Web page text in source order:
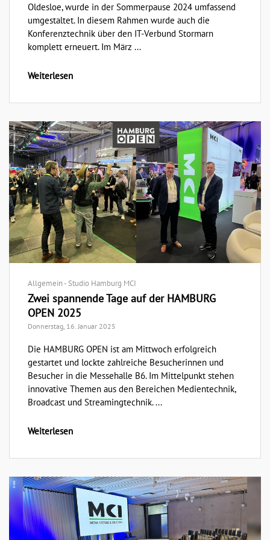
Oldesloe, wurde in der Sommerpause 2024 umfassend
umgestaltet. In diesem Rahmen wurde auch die
Konferenztechnik über den IT-Verbund Stormarn
komplett erneuert. Im März ...
Weiterlesen
Allgemein - Studio Hamburg MCI
Zwei spannende Tage auf der HAMBURG
OPEN 2025
Donnerstag, 16. Januar 2025
Die HAMBURG OPEN ist am Mittwoch erfolgreich
gestartet und lockte zahlreiche Besucherinnen und
Besucher in die Messehalle B6. Im Mittelpunkt stehen
innovative Themen aus den Bereichen Medientechnik,
Broadcast und Streamingtechnik. ...
Weiterlesen